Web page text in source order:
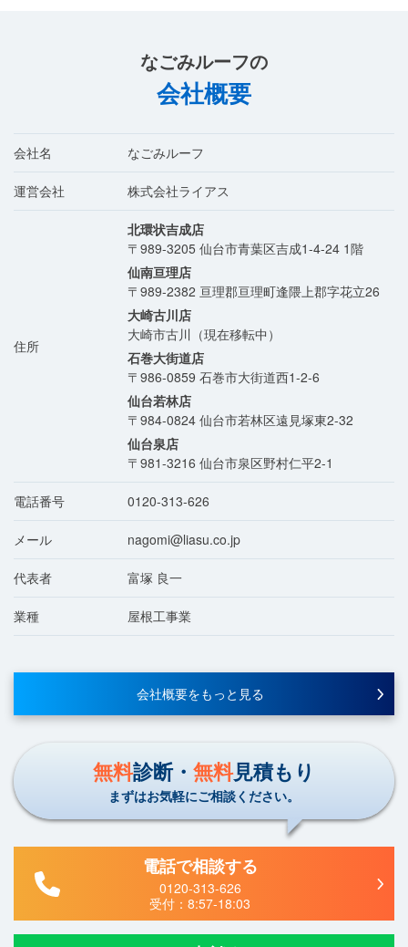
なごみルーフの
会社概要
会社名 なごみルーフ
運営会社 株式会社ライアス
住所
北環状吉成店
〒989-3205 仙台市青葉区吉成1-4-24 1階
仙南亘理店
〒989-2382 亘理郡亘理町逢隈上郡字花立26
大崎古川店
大崎市古川（現在移転中）
石巻大街道店
〒986-0859 石巻市大街道西1-2-6
仙台若林店
〒984-0824 仙台市若林区遠見塚東2-32
仙台泉店
〒981-3216 仙台市泉区野村仁平2-1
電話番号 0120-313-626
メール nagomi@liasu.co.jp
代表者 富塚 良一
業種 屋根工事業
会社概要をもっと見る
無料診断・ 無料見積もり
まずはお気軽にご相談ください。
電話で相談する
0120-313-626
受付：8:57-18:03